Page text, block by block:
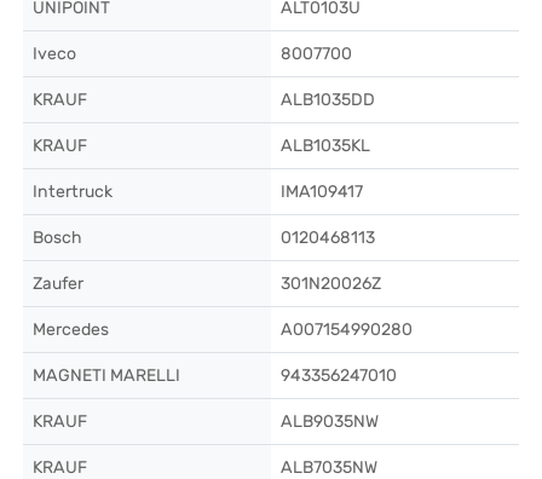
UNIPOINT ALT0103U
Iveco 8007700
KRAUF ALB1035DD
KRAUF ALB1035KL
Intertruck IMA109417
Bosch 0120468113
Zaufer 301N20026Z
Mercedes A007154990280
MAGNETI MARELLI 943356247010
KRAUF ALB9035NW
KRAUF ALB7035NW